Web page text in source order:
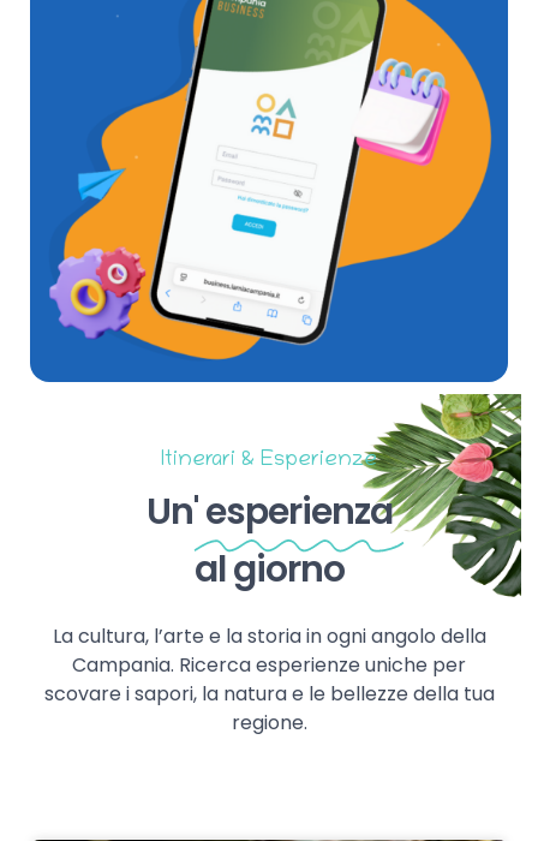
Itinerari & Esperienze
Un'esperienza
al giorno
La cultura, l’arte e la storia in ogni angolo della
Campania. Ricerca esperienze uniche per
scovare i sapori, la natura e le bellezze della tua
regione.